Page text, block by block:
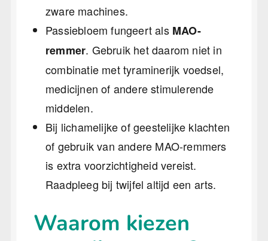
zware machines.
Passiebloem fungeert als MAO-
remmer. Gebruik het daarom niet in
combinatie met tyraminerijk voedsel,
medicijnen of andere stimulerende
middelen.
Bij lichamelijke of geestelijke klachten
of gebruik van andere MAO-remmers
is extra voorzichtigheid vereist.
Raadpleeg bij twijfel altijd een arts.
Waarom kiezen